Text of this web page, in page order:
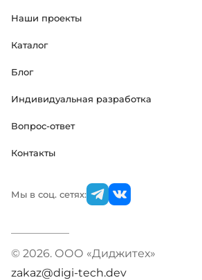
Наши проекты
Каталог
Блог
Индивидуальная разработка
Вопрос-ответ
Контакты
Мы в соц. сетях:
© 2026. ООО «Диджитех»
zakaz@digi-tech.dev